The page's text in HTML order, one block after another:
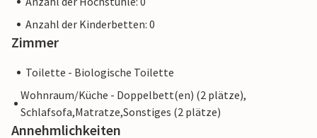
Anzahl der Kinderbetten: 0
Zimmer
Toilette - Biologische Toilette
Wohnraum/Küche - Doppelbett(en) (2 plätze),
Schlafsofa,Matratze,Sonstiges (2 plätze)
Annehmlichkeiten